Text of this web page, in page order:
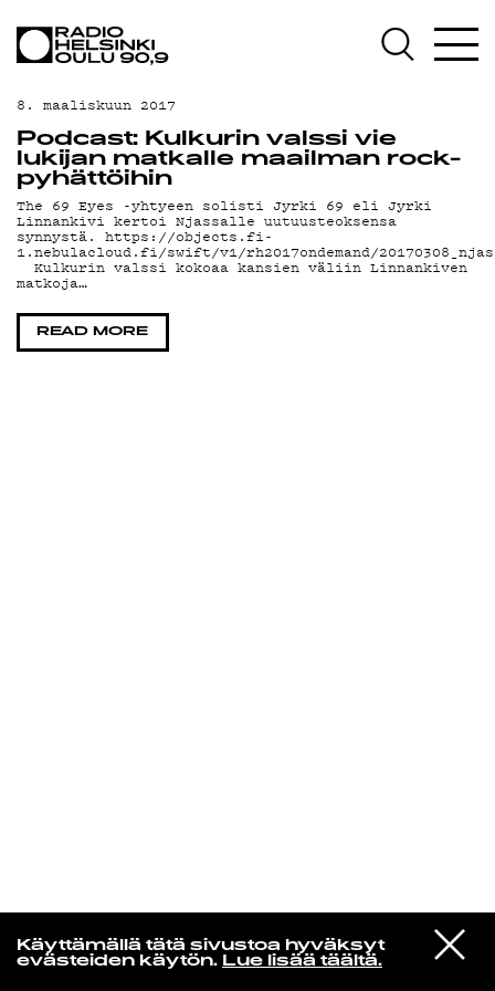
Käyttämällä tätä sivustoa hyväksyt
evästeiden käytön. Lue lisää täältä.
VIESTI
STUDIOON
Rakkaudesta
AJANKOHTAISTA
OHJELMAT
TEKIJÄT
ON-DEMAND
PODCAST
MAINOSTA
YHTEYSTIEDOT
8. maaliskuun 2017
Podcast: Kulkurin valssi vie
lukijan matkalle maailman rock-
pyhättöihin
The 69 Eyes -yhtyeen solisti Jyrki 69 eli Jyrki
Linnankivi kertoi Njassalle uutuusteoksensa
synnystä. https://objects.fi-
1.nebulacloud.fi/swift/v1/rh2017ondemand/
Kulkurin valssi kokoaa kansien väliin Linnankiven
matkoja…
READ MORE